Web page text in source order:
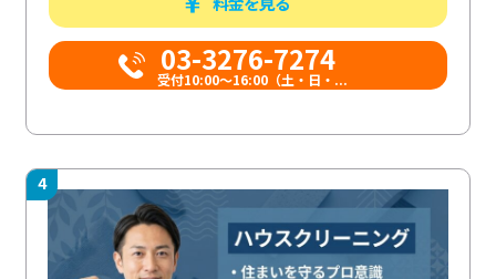
03-3276-7274
受付10:00〜16:00（土・日・...
4